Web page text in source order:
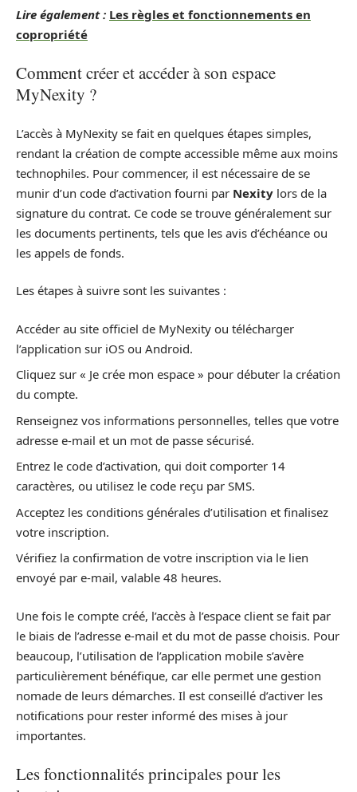
Lire également : Les règles et fonctionnements en
copropriété
Comment créer et accéder à son espace
MyNexity ?
L’accès à MyNexity se fait en quelques étapes simples,
rendant la création de compte accessible même aux moins
technophiles. Pour commencer, il est nécessaire de se
munir d’un code d’activation fourni par Nexity lors de la
signature du contrat. Ce code se trouve généralement sur
les documents pertinents, tels que les avis d’échéance ou
les appels de fonds.
Les étapes à suivre sont les suivantes :
Accéder au site officiel de MyNexity ou télécharger
l’application sur iOS ou Android.
Cliquez sur « Je crée mon espace » pour débuter la création
du compte.
Renseignez vos informations personnelles, telles que votre
adresse e-mail et un mot de passe sécurisé.
Entrez le code d’activation, qui doit comporter 14
caractères, ou utilisez le code reçu par SMS.
Acceptez les conditions générales d’utilisation et finalisez
votre inscription.
Vérifiez la confirmation de votre inscription via le lien
envoyé par e-mail, valable 48 heures.
Une fois le compte créé, l’accès à l’espace client se fait par
le biais de l’adresse e-mail et du mot de passe choisis. Pour
beaucoup, l’utilisation de l’application mobile s’avère
particulièrement bénéfique, car elle permet une gestion
nomade de leurs démarches. Il est conseillé d’activer les
notifications pour rester informé des mises à jour
importantes.
Les fonctionnalités principales pour les